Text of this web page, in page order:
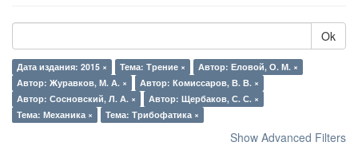
Ok
Дата издания: 2015 × Тема: Трение ×
Автор: Еловой, О. М. ×
Автор: Журавков, М. А. ×
Автор: Комиссаров, В. В. ×
Автор: Сосновский, Л. А. ×
Автор: Щербаков, С. С. ×
Тема: Механика ×
Тема: Трибофатика ×
Show Advanced Filters